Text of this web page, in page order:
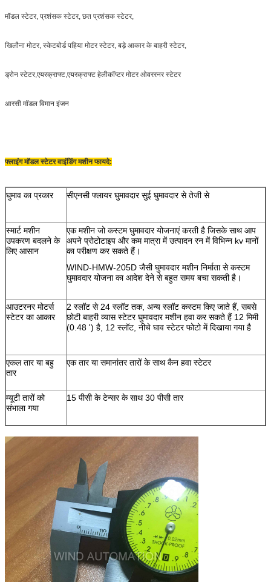
मॉडल स्टेटर, प्रशंसक स्टेटर, छत प्रशंसक स्टेटर,
खिलौना मोटर, स्केटबोर्ड पहिया मोटर स्टेटर, बड़े आकार के बाहरी स्टेटर,
ड्रोन स्टेटर,एयरक्राफ्ट,एयरक्राफ्ट हेलीकॉप्टर मोटर ओवररनर स्टेटर
आरसी मॉडल विमान इंजन
फ्लाइंग मॉडल स्टेटर वाइंडिंग मशीन फायदे:
घुमाव का प्रकार सीएनसी फ्लायर घुमावदार सुई घुमावदार से तेजी से
स्मार्ट मशीन
उपकरण बदलने के
लिए आसान
एक मशीन जो कस्टम घुमावदार योजनाएं करती है जिसके साथ आप
अपने प्रोटोटाइप और कम मात्रा में उत्पादन रन में विभिन्न kv मानों
का परीक्षण कर सकते हैं।
WIND-HMW-205D जैसी घुमावदार मशीन निर्माता से कस्टम
घुमावदार योजना का आदेश देने से बहुत समय बचा सकती है।
आउटरनर मोटर्स
स्टेटर का आकार
2 स्लॉट से 24 स्लॉट तक, अन्य स्लॉट कस्टम किए जाते हैं, सबसे
छोटी बाहरी व्यास स्टेटर घुमावदार मशीन हवा कर सकते हैं 12 मिमी
(0.48 ') है, 12 स्लॉट, नीचे घाव स्टेटर फोटो में दिखाया गया है
एकल तार या बहु
तार
एक तार या समानांतर तारों के साथ कैन हवा स्टेटर
म्यूटी तारों को
संभाला गया
15 पीसी के टेन्सर के साथ 30 पीसी तार